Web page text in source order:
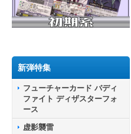
新弾特集
フューチャーカード バディ
ファイト ディザスターフォ
ース
虚影襲雷